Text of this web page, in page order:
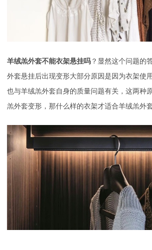
羊绒羔外套不能衣架悬挂吗 ？显然这个问题的
外套悬挂后出现变形大部分原因是因为衣架使
也与羊绒羔外套自身的质量问题有关，这两种
羔外套变形，那什么样的衣架才适合羊绒羔外